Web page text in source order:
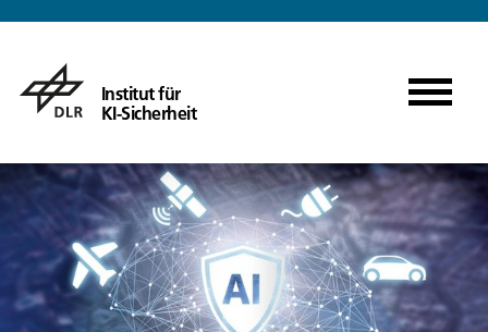
Institut für
KI-Sicherheit